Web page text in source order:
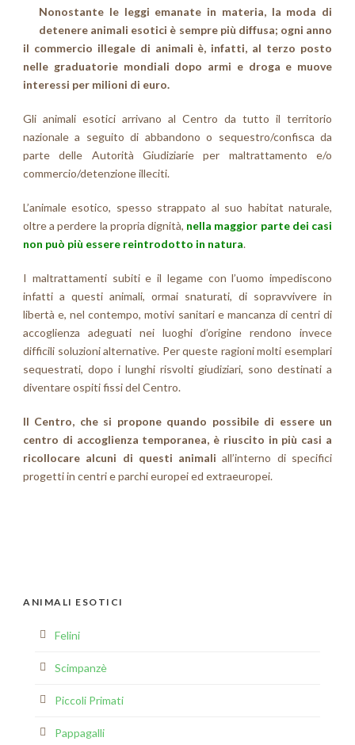
Nonostante le leggi emanate in materia, la moda di
detenere animali esotici è sempre più diffusa; ogni anno
il commercio illegale di animali è, infatti, al terzo posto
nelle graduatorie mondiali dopo armi e droga e muove
interessi per milioni di euro.
Gli animali esotici arrivano al Centro da tutto il territorio
nazionale a seguito di abbandono o sequestro/confisca da
parte delle Autorità Giudiziarie per maltrattamento e/o
commercio/detenzione illeciti.
L’animale esotico, spesso strappato al suo habitat naturale,
oltre a perdere la propria dignità, nella maggior parte dei casi
non può più essere reintrodotto in natura.
I maltrattamenti subiti e il legame con l’uomo impediscono
infatti a questi animali, ormai snaturati, di sopravvivere in
libertà e, nel contempo, motivi sanitari e mancanza di centri di
accoglienza adeguati nei luoghi d’origine rendono invece
difficili soluzioni alternative. Per queste ragioni molti esemplari
sequestrati, dopo i lunghi risvolti giudiziari, sono destinati a
diventare ospiti fissi del Centro.
Il Centro, che si propone quando possibile di essere un
centro di accoglienza temporanea, è riuscito in più casi a
ricollocare alcuni di questi animaliall’interno di specifici
progetti in centri e parchi europei ed extraeuropei.
ANIMALI ESOTICI
Felini
Scimpanzè
Piccoli Primati
Pappagalli